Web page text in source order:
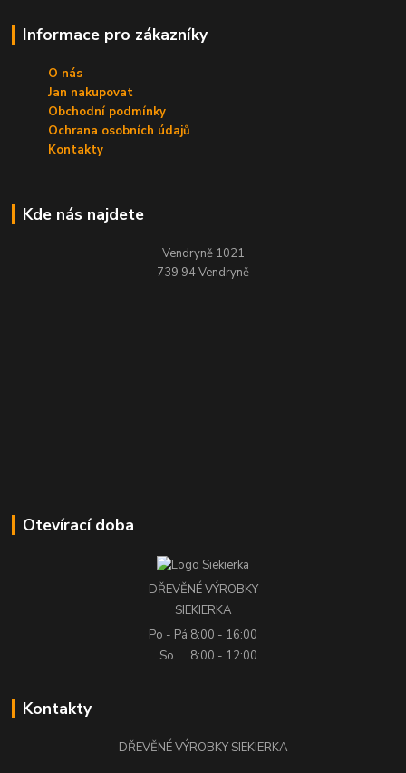
Informace pro zákazníky
O nás
Jan nakupovat
Obchodní podmínky
Ochrana osobních údajů
Kontakty
Kde nás najdete
Vendryně 1021
739 94 Vendryně
Otevírací doba
DŘEVĚNÉ VÝROBKY
SIEKIERKA
Po - Pá 8:00 - 16:00
So
8:00 - 12:00
Kontakty
DŘEVĚNÉ VÝROBKY SIEKIERKA